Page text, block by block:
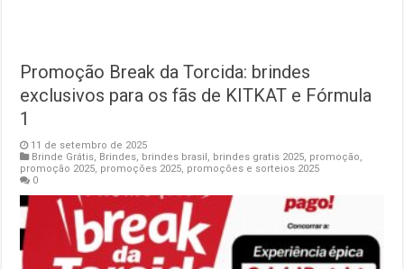
Promoção Break da Torcida: brindes
exclusivos para os fãs de KITKAT e Fórmula
1
11 de setembro de 2025
Brinde Grátis, Brindes, brindes brasil, brindes gratis 2025, promoção,
promoção 2025, promoções 2025, promoções e sorteios 2025
0